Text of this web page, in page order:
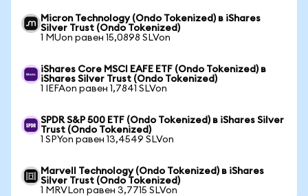
Micron Technology (Ondo Tokenized) в iShares
Silver Trust (Ondo Tokenized)
1 MUon равен 15,0898 SLVon
iShares Core MSCI EAFE ETF (Ondo Tokenized) в
iShares Silver Trust (Ondo Tokenized)
1 IEFAon равен 1,7841 SLVon
SPDR S&P 500 ETF (Ondo Tokenized) в iShares Silver
Trust (Ondo Tokenized)
1 SPYon равен 13,4549 SLVon
Marvell Technology (Ondo Tokenized) в iShares
Silver Trust (Ondo Tokenized)
1 MRVLon равен 3,7715 SLVon